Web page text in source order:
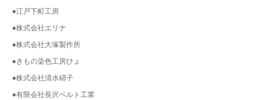
●江戸下町工房
●株式会社エリナ
●株式会社大塚製作所
●きもの染色工房ひょ
●株式会社清水硝子
●有限会社長沢ベルト工業